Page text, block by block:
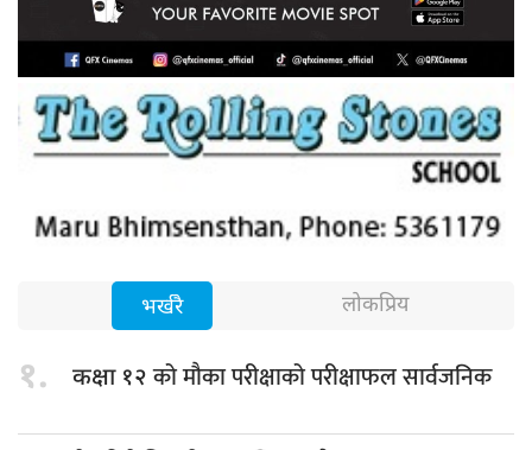
भर्खरै लोकप्रिय
१. कक्षा १२को मौका परीक्षाको परीक्षाफल सार्वजनिक